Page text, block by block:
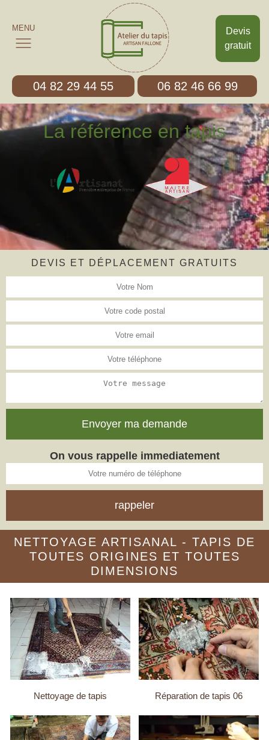
Devis
gratuit
MENU
04 82 29 44 55 06 82 46 66 99
La référence en tapis
DEVIS ET DÉPLACEMENT GRATUITS
On vous rappelle immediatement
NETTOYAGE ARTISANAL - TAPIS DE
TOUTES ORIGINES ET TOUTES
DIMENSIONS
Nettoyage de tapis Réparation de tapis 06